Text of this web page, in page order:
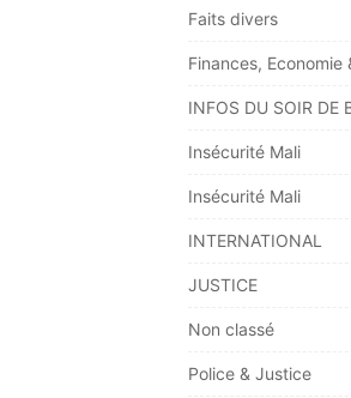
Faits divers
Finances, Economie
INFOS DU SOIR DE
Insécurité Mali
Insécurité Mali
INTERNATIONAL
JUSTICE
Non classé
Police & Justice